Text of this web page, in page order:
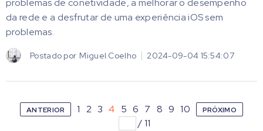
problemas de conetividade, a melhorar o desempenho
da rede e a desfrutar de uma experiência iOS sem
problemas.
Postado por Miguel Coelho 2024-09-04 15:54:07
ANTERIOR 1 2 3 4 5 6 7 8 9 10 PRÓXIMO
/11